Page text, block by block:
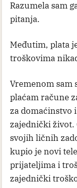
Razumela sam
pitanja.
Međutim, plata
troškovima
Vremenom sam
plaćam račune
za domaćinstvo
zajednički život.
svojih ličnih
kupio je novi
prijateljima i
zajednički